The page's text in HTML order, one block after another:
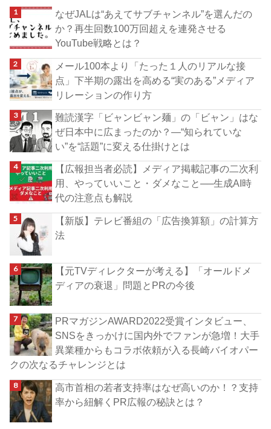
なぜJALは“あえてサブチャンネル”を選んだの
か？再生回数100万回超えを連発させる
YouTube戦略とは？
メール100本より「たった１人のリアルな接
点」下半期の露出を高める“実のある”メディア
リレーションの作り方
難読漢字「ビャンビャン麺」の「ビャン」はな
ぜ日本中に広まったのか？―“知られていな
い”を“話題”に変える仕掛けとは
【広報担当者必読】メディア掲載記事の二次利
用、やっていいこと・ダメなこと──生成AI時
代の注意点も解説
【新版】テレビ番組の「広告換算額」の計算方
法
【元TVディレクターが考える】「オールドメ
ディアの衰退」問題とPRの今後
PRマガジンAWARD2022受賞インタビュー、
SNSをきっかけに国内外でファンが急増！大手
異業種からもコラボ依頼が入る長崎バイオパー
クの次なるチャレンジとは
高市首相の若者支持率はなぜ高いのか！？支持
率から紐解くPR広報の秘訣とは？